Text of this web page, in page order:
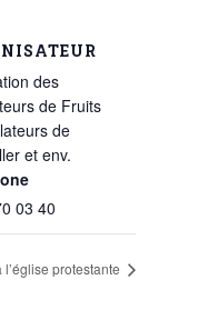
des
de Fruits
de
et env.
03 40
l’église protestante